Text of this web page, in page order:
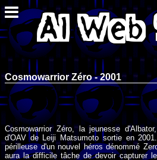
Cosmowarrior Zéro - 2001
Cosmowarrior Zéro, la jeunesse
d'OAV de Leiji Matsumoto sortie en
périlleuse d'un nouvel héros dénommé
aura la difficile tâche de devoir capturer